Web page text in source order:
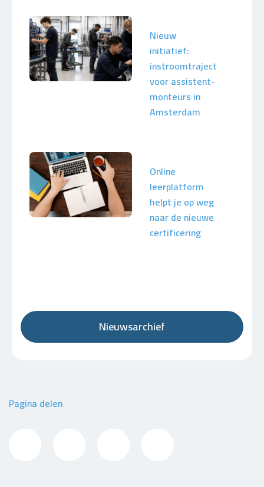
Nieuw
initiatief:
instroomtraject
voor assistent-
monteurs in
Amsterdam
Online
leerplatform
helpt je op weg
naar de nieuwe
certificering
Nieuwsarchief
Pagina delen